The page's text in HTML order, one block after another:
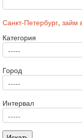
Санкт-Петербург, займ
Категория
Город
Интервал